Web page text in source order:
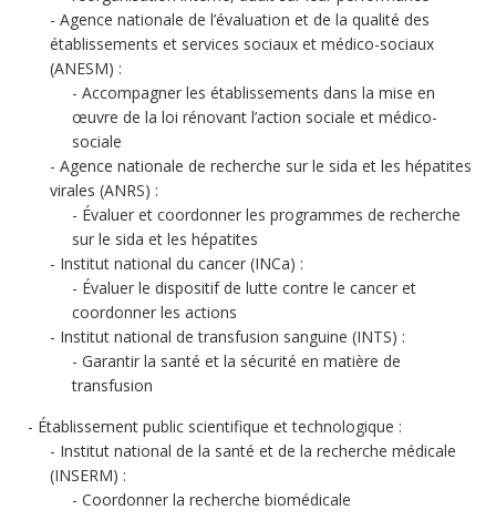
Agence nationale de l’évaluation et de la qualité des
établissements et services sociaux et médico-sociaux
(ANESM) :
Accompagner les établissements dans la mise en
œuvre de la loi rénovant l’action sociale et médico-
sociale
Agence nationale de recherche sur le sida et les hépatites
virales (ANRS) :
Évaluer et coordonner les programmes de recherche
sur le sida et les hépatites
Institut national du cancer (INCa) :
Évaluer le dispositif de lutte contre le cancer et
coordonner les actions
Institut national de transfusion sanguine (INTS) :
Garantir la santé et la sécurité en matière de
transfusion
Établissement public scientifique et technologique :
Institut national de la santé et de la recherche médicale
(INSERM) :
Coordonner la recherche biomédicale